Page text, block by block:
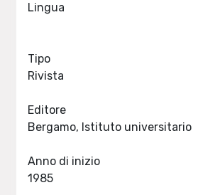
Lingua
Tipo
Rivista
Editore
Anno di inizio